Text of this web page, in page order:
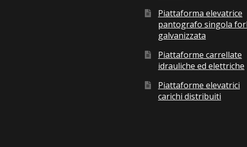
Piattaforma elevatrice
pantografo singola
galvanizzata
Piattaforme carrellate
idrauliche ed elettriche
Piattaforme elevatrici
carichi distribuiti